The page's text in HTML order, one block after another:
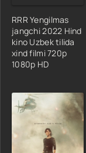
RRR Yengilmas
jangchi 2022 Hind
kino Uzbek tilida
xind filmi 720p
1080p HD